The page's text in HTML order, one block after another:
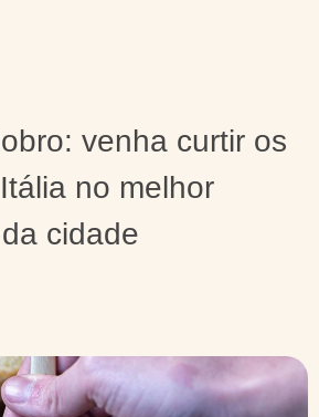
venha curtir os
no melhor
cidade